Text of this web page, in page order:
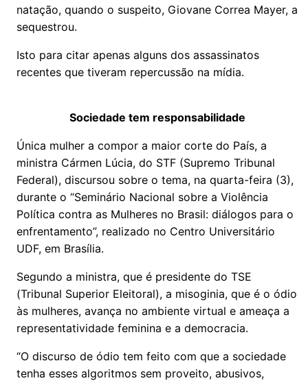
natação, quando o suspeito, Giovane Correa Mayer, a
sequestrou.
Isto para citar apenas alguns dos assassinatos
recentes que tiveram repercussão na mídia.
Sociedade tem responsabilidade
Única mulher a compor a maior corte do País, a
ministra Cármen Lúcia, do STF (Supremo Tribunal
Federal), discursou sobre o tema, na quarta-feira (3),
durante o “Seminário Nacional sobre a Violência
Política contra as Mulheres no Brasil: diálogos para o
enfrentamento”, realizado no Centro Universitário
UDF, em Brasília.
Segundo a ministra, que é presidente do TSE
(Tribunal Superior Eleitoral), a misoginia, que é o ódio
às mulheres, avança no ambiente virtual e ameaça a
representatividade feminina e a democracia.
“O discurso de ódio tem feito com que a sociedade
tenha esses algoritmos sem proveito, abusivos,